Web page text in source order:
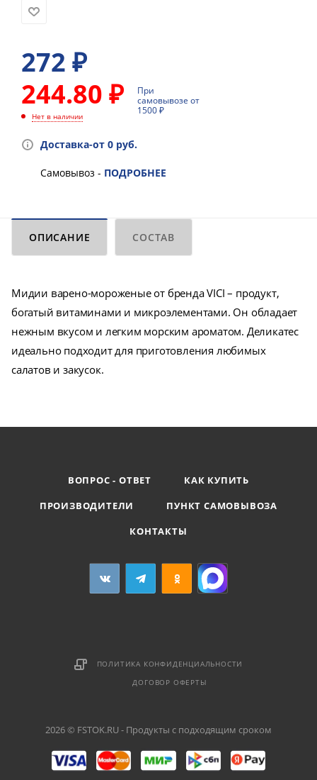
272 ₽
244.80 ₽
При
самовывозе от
1500 ₽
Нет в наличии
Доставка-от 0 руб.
Самовывоз - ПОДРОБНЕЕ
ОПИСАНИЕ СОСТАВ
Мидии варено-мороженые от бренда VICI – продукт,
богатый витаминами и микроэлементами. Он обладает
нежным вкусом и легким морским ароматом. Деликатес
идеально подходит для приготовления любимых
салатов и закусок.
ВОПРОС - ОТВЕТ
КАК КУПИТЬ
ПРОИЗВОДИТЕЛИ
ПУНКТ САМОВЫВОЗА
КОНТАКТЫ
ПОЛИТИКА КОНФИДЕНЦИАЛЬНОСТИ
ДОГОВОР ОФЕРТЫ
2026 © FSTOK.RU - Продукты с подходящим сроком